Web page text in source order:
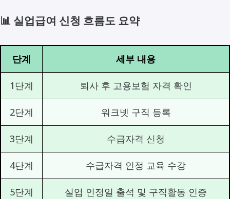
📊 실업급여 신청 흐름도 요약
단계 세부 내용
1단계 퇴사 후 고용보험 자격 확인
2단계 워크넷 구직 등록
3단계 수급자격 신청
4단계 수급자격 인정 교육 수강
5단계 실업 인정일 출석 및 구직활동 인증